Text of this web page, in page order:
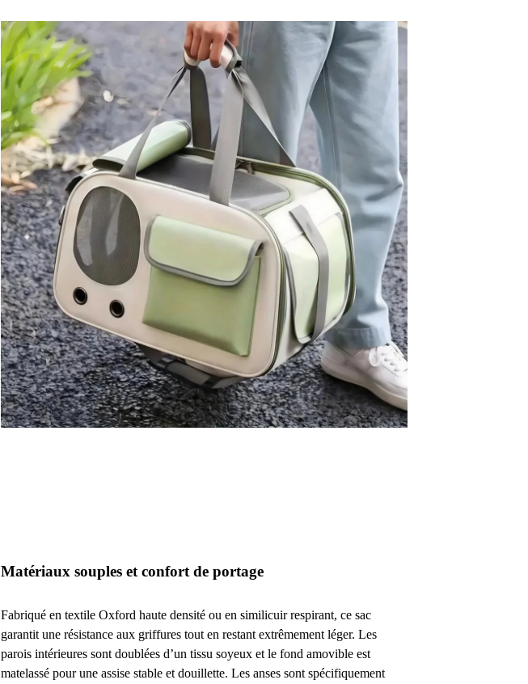
Matériaux souples et confort de portage
Fabriqué en textile Oxford haute densité ou en similicuir respirant, ce sac
garantit une résistance aux griffures tout en restant extrêmement léger. Les
parois intérieures sont doublées d’un tissu soyeux et le fond amovible est
matelassé pour une assise stable et douillette. Les anses sont spécifiquement